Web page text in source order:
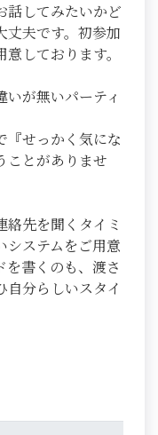
話してみたいかど
丈夫です。初参加
しております。
いが無いパーティ
『せっかく気にな
ことがありませ
絡先を聞くタイミ
システムをご用意
を書くのも、渡さ
分らしいスタイ